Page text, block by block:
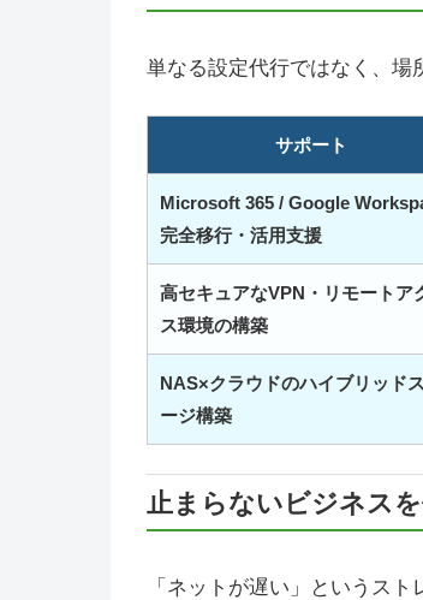
単なる設定代行ではなく、場
サポート
Microsoft 365 / Google
完全移行・活用支援
高セキュアなVPN・リモートア
ス環境の構築
NAS×クラウドのハイブリッド
ージ構築
止まらないビジネス
「ネットが遅い」というス